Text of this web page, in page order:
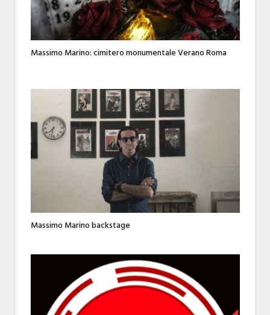
Massimo Marino: cimitero monumentale Verano Roma
Massimo Marino backstage